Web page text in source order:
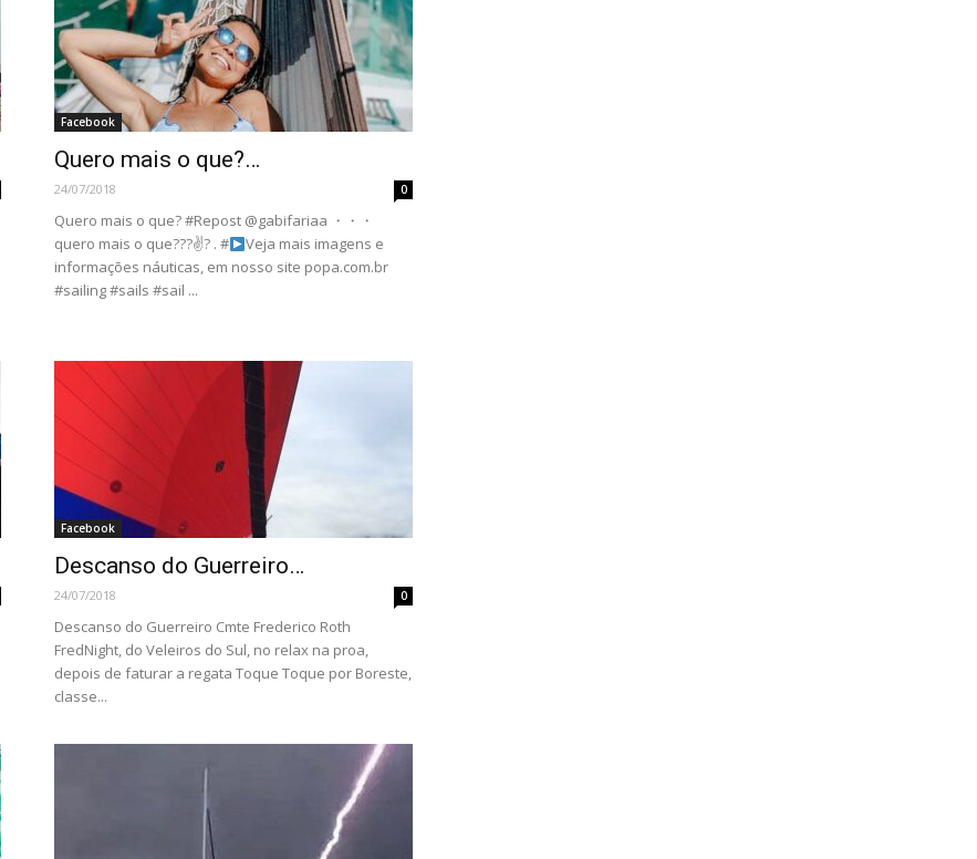
Facebook
Quero mais o que?…
24/07/2018 0
Quero mais o que? #Repost @gabifariaa ・・・
quero mais o que???✌? . #
Veja mais imagens e
informações náuticas, em nosso site popa.com.br
#sailing #sails #sail ...
Facebook
Descanso do Guerreiro…
24/07/2018 0
Descanso do Guerreiro Cmte Frederico Roth
FredNight, do Veleiros do Sul, no relax na proa,
depois de faturar a regata Toque Toque por Boreste,
classe...